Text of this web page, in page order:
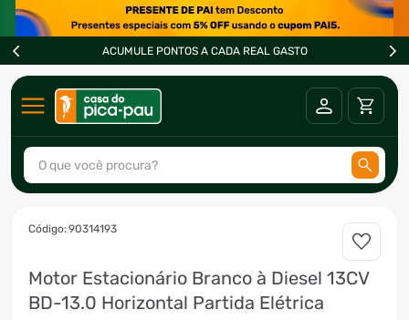
ACUMULE PONTOS A CADA REAL GASTO
O que você procura?
:90314193
Motor Estacionário Branco à Diesel 13CV
BD-13.0 Horizontal Partida Elétrica
2º
fogão
3º
freezer